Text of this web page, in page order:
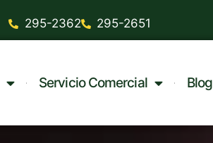
295-2362 295-2651
Servicio Comercial Blog